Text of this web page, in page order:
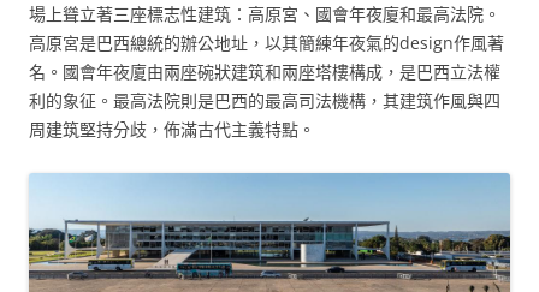
場上聳立著三座標志性建筑：高原宮、國會年夜廈和最高法院。
高原宮是巴西總統的辦公地址，以其簡練年夜氣的design作風著
名。國會年夜廈由兩座碗狀建筑和兩座塔樓構成，是巴西立法權
利的象征。最高法院則是巴西的最高司法機構，其建筑作風與四
周建筑堅持分歧，佈滿古代主義特點。